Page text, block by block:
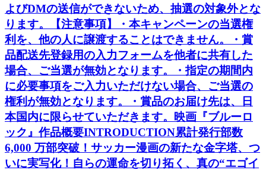
よびDMの送信ができないため、抽選の対象外とな
ります。【注意事項】・本キャンペーンの当選権
利を、他の人に譲渡することはできません。・賞
品配送先登録用の入力フォームを他者に共有した
場合、ご当選が無効となります。・指定の期間内
に必要事項をご入力いただけない場合、ご当選の
権利が無効となります。・賞品のお届け先は、日
本国内に限らせていただきます。映画『ブルーロ
ック』作品概要INTRODUCTION累計発行部数
6,000 万部突破！サッカー漫画の新たな金字塔、つ
いに実写化！自らの運命を切り拓く、真の“エゴイ